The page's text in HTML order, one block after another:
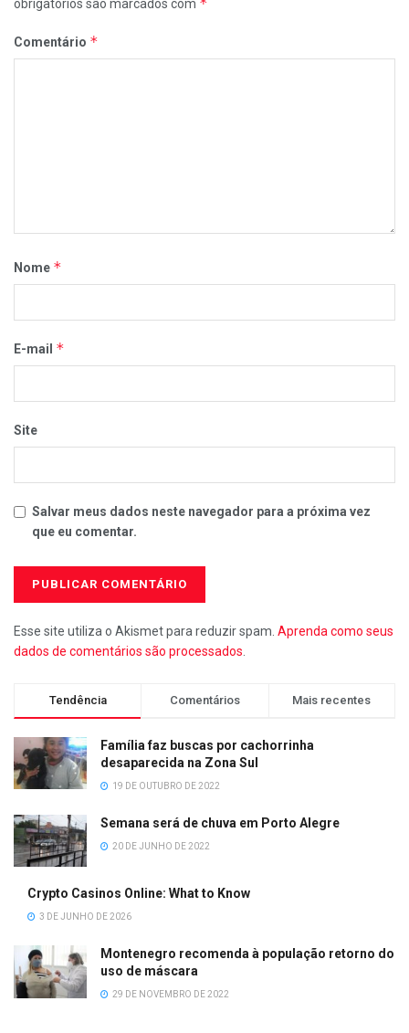
obrigatórios são marcados com
Comentário *
Nome *
E-mail *
Site
Salvar meus dados neste navegador para a próxima vez
que eu comentar.
Esse site utiliza o Akismet para reduzir spam. Aprenda como seus
dados de comentários são processados
Tendência Comentários Mais recentes
Família faz buscas por cachorrinha
desaparecida na Zona Sul
19 DE OUTUBRO DE 2022
Semana será de chuva em Porto Alegre
20 DE JUNHO DE 2022
Crypto Casinos Online: What to Know
3 DE JUNHO DE 2026
Montenegro recomenda à população retorno do
uso de máscara
29 DE NOVEMBRO DE 2022